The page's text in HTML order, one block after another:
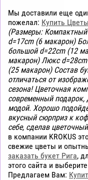
заказ?
Мы доставили еще
пожелал: Купить
(Размеры:
d=17cm (6 макарон)
большой d=22cm (12
макарон) Люкс
(25 макарон) Состав
отличаться от
сезона! Цветочная
современный
модой. Хорошо
вкусный сюрприз к
себе, сделав
в компании KROKUS
свежие цветы и
заказать букет Рига,
этого сайта и
Предлагаем Вам: